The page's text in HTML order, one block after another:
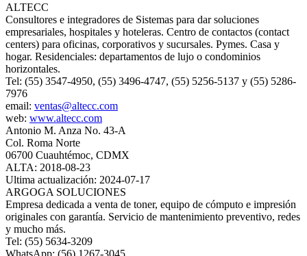
ALTECC
Consultores e integradores de Sistemas para dar soluciones
empresariales, hospitales y hoteleras. Centro de contactos (contact
centers) para oficinas, corporativos y sucursales. Pymes. Casa y
hogar. Residenciales: departamentos de lujo o condominios
horizontales.
Tel: (55) 3547-4950, (55) 3496-4747, (55) 5256-5137 y (55) 5286-
7976
email: ventas@altecc.com
web: www.altecc.com
Antonio M. Anza No. 43-A
Col. Roma Norte
06700 Cuauhtémoc, CDMX
ALTA: 2018-08-23
Ultima actualización: 2024-07-17
ARGOGA SOLUCIONES
Empresa dedicada a venta de toner, equipo de cómputo e impresión
originales con garantía. Servicio de mantenimiento preventivo, redes
y mucho más.
Tel: (55) 5634-3209
WhatsApp: (56) 1267-3045